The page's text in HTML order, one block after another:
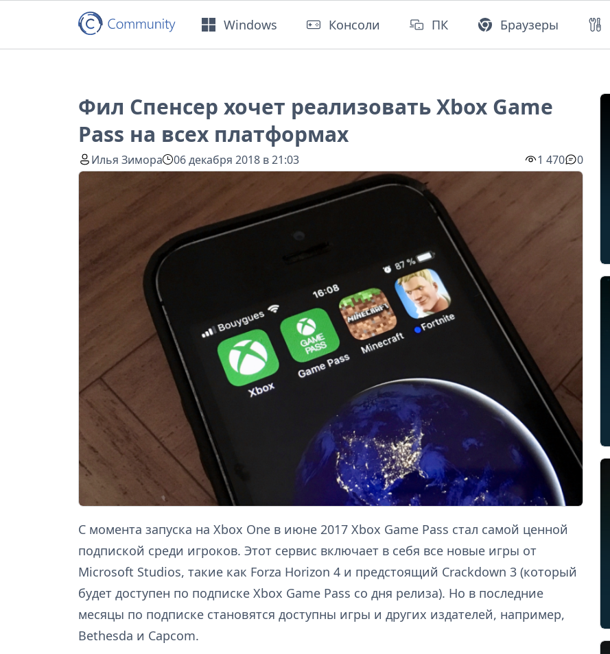
Windows Консоли ПК Браузеры
Фил Спенсер хочет реализовать Xbox Game
Pass на всех платформах
Илья Зимора 06 декабря 2018 в 21:03 1 470 0
С момента запуска на Xbox One в июне 2017 Xbox Game Pass стал самой ценной
подпиской среди игроков. Этот сервис включает в себя все новые игры от
Microsoft Studios, такие как Forza Horizon 4 и предстоящий Crackdown 3 (который
будет доступен по подписке Xbox Game Pass со дня релиза). Но в последние
месяцы по подписке становятся доступны игры и других издателей, например,
Bethesda и Capcom.